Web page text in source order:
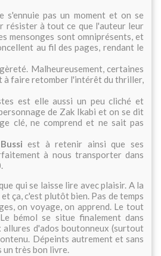
s'ennuie pas un moment et on se
résister à tout ce que l'auteur leur
mensonges sont omniprésents, et
au fil des pages, rendant le
Malheureusement, certaines
à faire retomber l'intérêt du thriller,
est elle aussi un peu cliché et
de Zak Ikabi et on se dit
clé, ne comprend et ne sait pas
est à retenir ainsi que ses
à nous transporter dans
qui se laisse lire avec plaisir. A la
ça, c'est plutôt bien. Pas de temps
on voyage, on apprend. Le tout
bémol se situe finalement dans
d'ados boutonneux (surtout
Dépeints autrement et sans
très bon livre.